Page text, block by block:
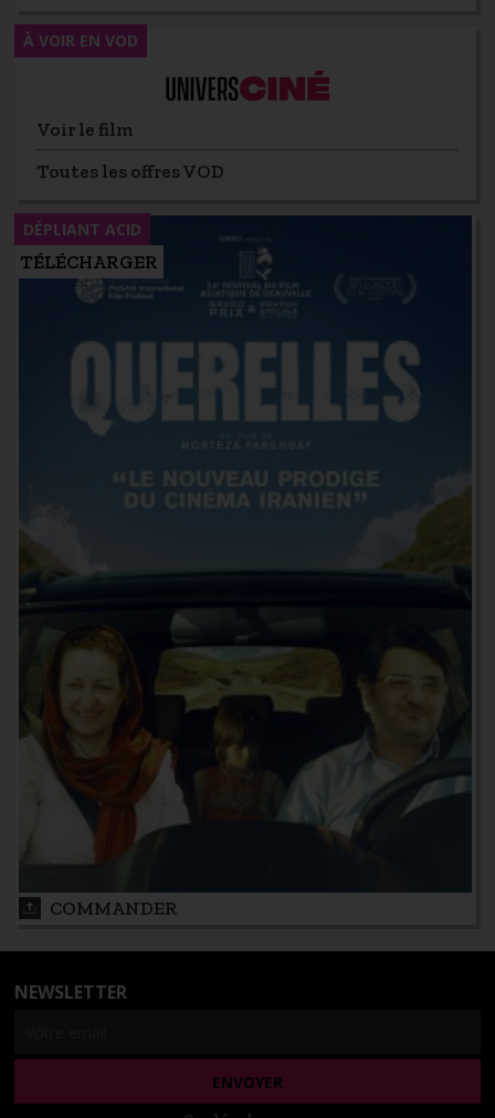
Voir le film
Toutes les offres VOD
À VOIR EN VOD
TÉLÉCHARGER
COMMANDER
DÉPLIANT ACID
NEWSLETTER